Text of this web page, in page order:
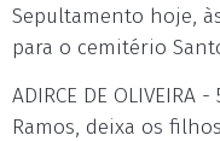
Sepultamento hoje,
para o cemitério
ADIRCE DE
Ramos, deixa os